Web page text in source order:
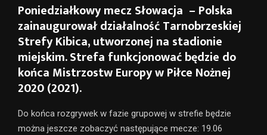
Poniedziałkowy mecz Słowacja – Polska
zainaugurował działalność Tarnobrzeskiej
Strefy Kibica, utworzonej na stadionie
miejskim. Strefa funkcjonować będzie do
końca Mistrzostw Europy w Piłce Nożnej
2020 (2021).
Do końca rozgrywek w fazie grupowej w strefie będzie
można jeszcze zobaczyć następujące mecze: 19.06